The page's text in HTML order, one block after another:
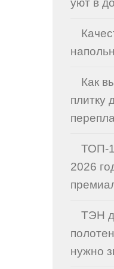
уют в
Как
плитку
ТОП-
2026
ТЭН
нужно